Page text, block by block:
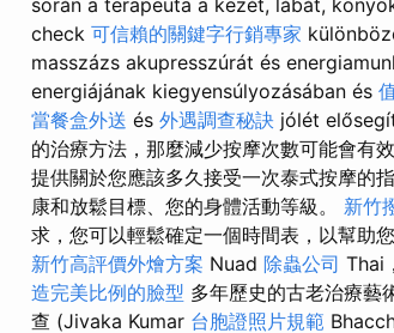
check 可信賴的關鍵字行銷專家
masszázs akupresszúrát és
energiájának kiegyensúlyozásában és
當餐盒外送 és 外遇調查秘訣 jólét
的治療方法，那麼減少按摩次數可能會有效
提供關於您應該多久接受一次泰式按摩的
康和放鬆目標、您的身體活動等級。 新竹
求，您可以輕鬆確定一個時間表，以幫助
新竹高評價外燴方案 Nuad 除蟲公司 Thai
造完美比例的臉型 多年歷史的古老治療藝
查 (Jivaka Kumar 台胞證照片規範